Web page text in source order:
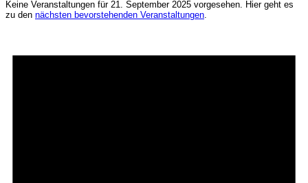
Keine Veranstaltungen für 21. September 2025 vorgesehen. Hier geht es
zu den nächsten bevorstehenden Veranstaltungen.